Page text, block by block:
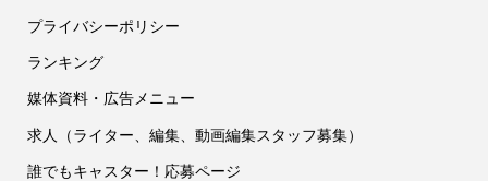
プライバシーポリシー
ランキング
媒体資料・広告メニュー
求人（ライター、編集、動画編集スタッフ募集）
誰でもキャスター！応募ページ